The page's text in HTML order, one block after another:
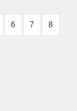
6 7 8